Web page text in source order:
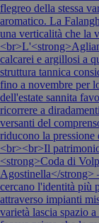
flegreo della stessa
aromatico. La
una verticalità che la
calcarei e argillosi a
struttura tannica
fino a novembre per
dell'estate sannita
ricorrere a
versanti del
riducono la pressione
<br><br>Il
<strong>Coda di
Agostinella</strong>
cercano l'identità più
attraverso impianti
varietà lascia spazio